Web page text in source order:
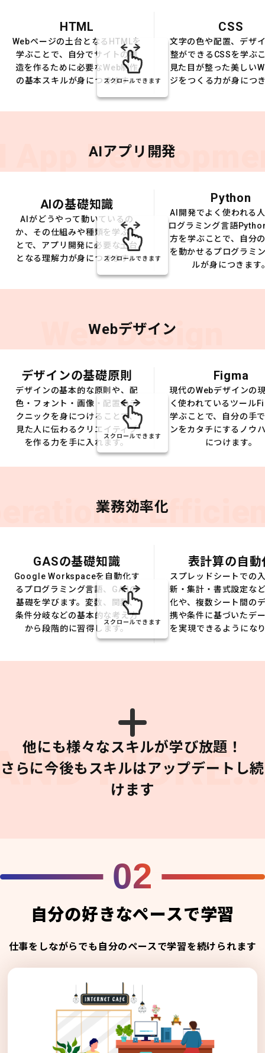
HTML
Webページの土台となるHTMLを
学ぶことで、自分でサイトの構
造を作るために必要なWeb制作
の基本スキルが身につきます。
CSS
文字の色や配置、デザ
整ができるCSSを学ぶ
見た目が整った美しい
ジをつくる力が身につ
スクロールできます
App AIアプリ開発
AIの基礎知識
AIがどうやって動いているの
か、その仕組みや種類を学ぶこ
とで、アプリ開発に必要な土台
となる理解力が身につきます。
Python
AI開発でよく使われる
ログラミング言語
方を学ぶことで、自分
を動かせるプログラミ
ルが身につきます
スクロールできます
Web Design
Webデザイン
デザインの基礎原則
デザインの基本的な原則や、配
色・フォント・画像・配置のテ
クニックを身につけることで、
見た人に伝わるクリエイティブ
を作る力を手に入れます。
Figma
現代のWebデザインの
く使われているツール
学ぶことで、自分の手
ンをカタチにするノウ
につけます。
スクロールできます
業務効率化
GASの基礎知識
Google Workspaceを自動化す
るプログラミング言語、GASの
基礎を学びます。変数、関数、
条件分岐などの基本的な考え方
から段階的に習得します。
表計算の自動
スプレッドシートでの
新・集計・書式設定な
化や、複数シート間の
携や条件に基づいたデ
を実現できるようにな
スクロールできます
他にも様々なスキルが学び放題！
さらに今後もスキルはアップデートし続
けます
02
自分の好きなペースで学習
仕事をしながらでも自分のペースで学習を続けられます